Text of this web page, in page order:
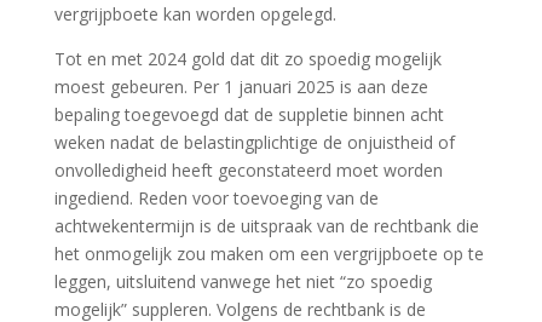
vergrijpboete kan worden opgelegd.
Tot en met 2024 gold dat dit zo spoedig mogelijk
moest gebeuren. Per 1 januari 2025 is aan deze
bepaling toegevoegd dat de suppletie binnen acht
weken nadat de belastingplichtige de onjuistheid of
onvolledigheid heeft geconstateerd moet worden
ingediend. Reden voor toevoeging van de
achtwekentermijn is de uitspraak van de rechtbank die
het onmogelijk zou maken om een vergrijpboete op te
leggen, uitsluitend vanwege het niet “zo spoedig
mogelijk” suppleren. Volgens de rechtbank is de